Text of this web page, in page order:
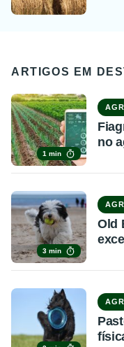
ARTIGOS EM
1 min
no
3 min
Old